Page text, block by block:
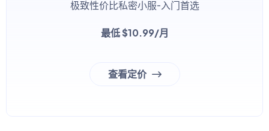
极致性价比私密小服-入门首选
最低 $10.99/月
查看定价